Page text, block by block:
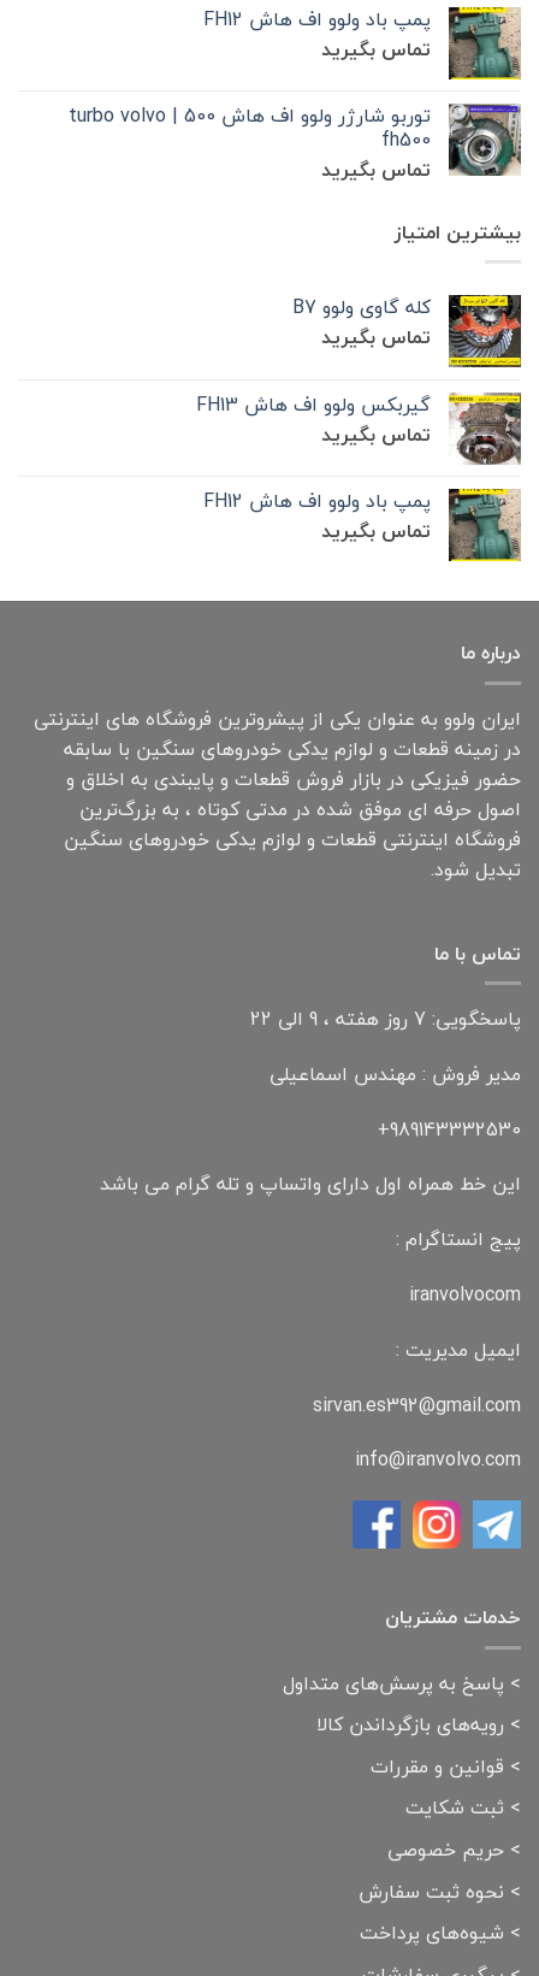
پمپ باد ولوو اف هاش FH12
تماس بگیرید
توربو شارژر ولوو اف هاش 500 | turbo volvo
fh500
تماس بگیرید
بیشترین امتیاز
کله گاوی ولوو B7
تماس بگیرید
گیربکس ولوو اف هاش FH13
تماس بگیرید
پمپ باد ولوو اف هاش FH12
تماس بگیرید
درباره ما
ایران ولوو به عنوان یکی از پیشروترین فروشگاه های اینترنتی
در زمینه قطعات و لوازم یدکی خودروهای سنگین با سابقه
حضور فیزیکی در بازار فروش قطعات و پایبندی به اخلاق و
اصول حرفه ای موفق شده در مدتی کوتاه ، به بزرگ‌ترین
فروشگاه اینترنتی قطعات و لوازم یدکی خودروهای سنگین
تبدیل شود.
تماس با ما
پاسخگویی: 7 روز هفته ، 9 الی 22
مدیر فروش : مهندس اسماعیلی
989143332530+
این خط همراه اول دارای واتساپ و تله گرام می باشد
پیج انستاگرام :
iranvolvocom
ایمیل مدیریت :
sirvan.es392@gmail.com
info@iranvolvo.com
خدمات مشتریان
> پاسخ به پرسش‌های متداول
> رویه‌های بازگرداندن کالا
> قوانین و مقررات
> ثبت شکایت
> حریم خصوصی
> نحوه ثبت سفارش
> شیوه‌های پرداخت